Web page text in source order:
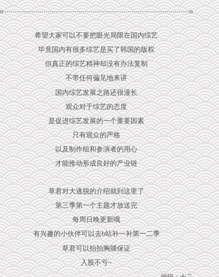
希望大家可以不要把眼光局限在国内综艺
毕竟国内有很多综艺是买了韩国的版权
但真正的综艺精神却没有办法复制
不带任何偏见地来讲
国内综艺发展之路还很漫长
观众对于综艺的态度
是促进综艺发展的一个重要因素
只有观众的严格
以及制作组和参演者的用心
才能推动形成良好的产业链
草君对大逃脱的介绍就到这里了
第三季第一个主题才放送完
每周日晚更新哦
有兴趣的小伙伴可以去b站补一补第一二季
草君可以拍拍胸脯保证
入股不亏~